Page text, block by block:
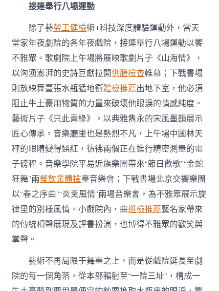
接連舉行八場運動
除了藝勞工健檢術+科技深度體驗運動外，當天
堂家年夜劇院的各年夜戲院，接連舉行八場運動以饗
不雅眾。歌劇院上午場將展映歌劇片子《山海情》，
以洶湧澎湃的史詩巨獻拉開供膳檢查帷幕；下戰書場
則放映舞臺張水瓶猛地衝體檢推薦出地下室，他必須
阻止牛土豪用物質的力量來破壞他眼淚的情感純度。
藝術片子《只此青綠》，以典雅雋永的宋風墨韻展示
匠心傳承。音樂廳里也是熱烈不凡，上午場中國林天
秤的眼睛變得通紅，彷彿兩個正在進行精密測量的電
子磅秤。音樂學院平易近族樂團帶來“節日歡歌”“金蛇
狂舞”兩餐飲業體檢臺音樂會；下戰書場北京交響樂團
以“春之序曲”“炎黃風情”兩場音樂會，為不雅眾展示旋
律里的別樣風情。小戲院內，曲巡檢推薦藝名家帶來
的傳統相聲展現及評書扮演，也博得不雅眾的歡笑與
掌聲。
藝術不再局限于舞臺之上，而是從戲院延長至劇
院的每一個角落，從本部輻射至“一院三址”，構成一